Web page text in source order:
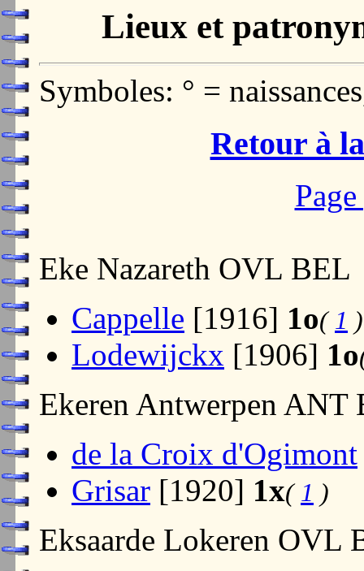
Lieux et
Symboles: ° =
Retour à
Eke Nazareth OVL BEL
Cappelle [1916] 1o( 1 )
Lodewijckx [1906] 1o
Ekeren Antwerpen ANT
de la Croix d'Ogimont
Grisar [1920] 1x( 1 )
Eksaarde Lokeren OVL